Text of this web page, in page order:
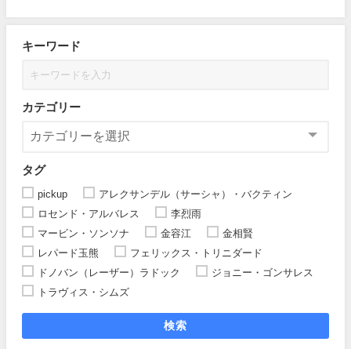
キーワード
カテゴリー
タグ
pickup
アレクサンデル（サーシャ）・バクティン
ロセンド・アルバレス
李烈雨
マービン・ソンソナ
金容江
金相賢
レパード玉熊
フェリックス・トリニダード
ドノバン（レーザー）ラドック
ジョニー・ゴンサレス
トラヴィス・シムズ
検索